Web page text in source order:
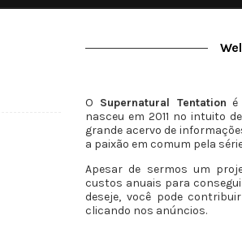
O Supernatural Tentation
nasceu em 2011 no intuito
grande acervo de
a paixão em comum pela
Apesar de sermos um
custos anuais para
deseje, você pode
clicando nos anúncios.